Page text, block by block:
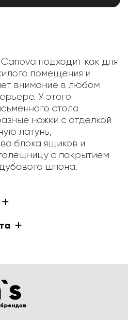
подходит как для
помещения и
внимание в любом
У этого
стола
ножки с отделкой
латунь,
блока ящиков и
с покрытием
шпона.